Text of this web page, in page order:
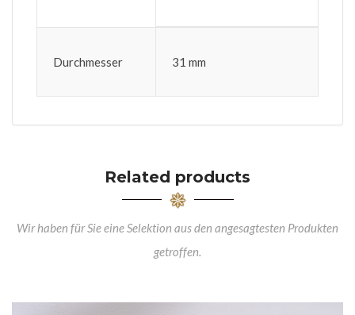
Durchmesser 31 mm
Related products
Wir haben für Sie eine Selektion aus den angesagtesten Produkten
getroffen.